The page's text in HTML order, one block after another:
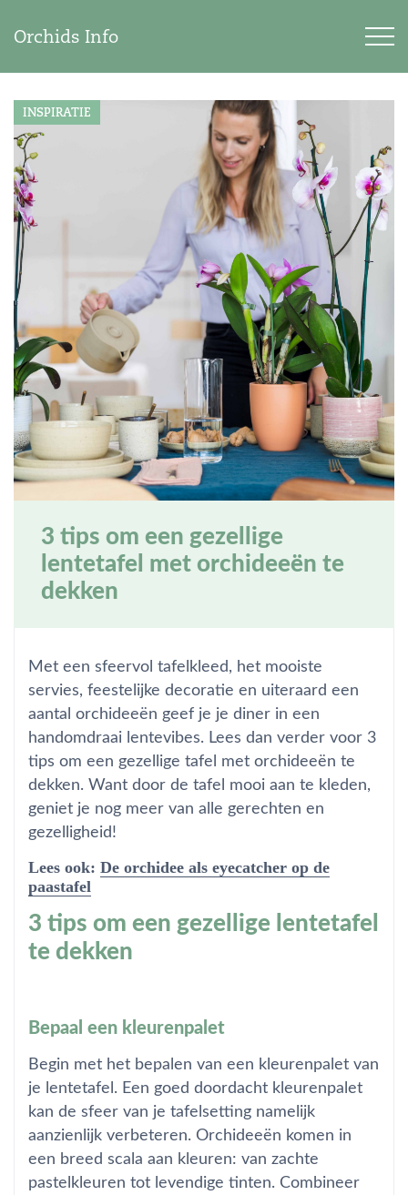
Orchids Info
INSPIRATIE
3 tips om een gezellige
lentetafel met orchideeën te
dekken
Met een sfeervol tafelkleed, het mooiste
servies, feestelijke decoratie en uiteraard een
aantal orchideeën geef je je diner in een
handomdraai lentevibes. Lees dan verder voor 3
tips om een gezellige tafel met orchideeën te
dekken. Want door de tafel mooi aan te kleden,
geniet je nog meer van alle gerechten en
gezelligheid!
Lees ook: De orchidee als eyecatcher op de
paastafel
3 tips om een gezellige lentetafel
te dekken
Bepaal een kleurenpalet
Begin met het bepalen van een kleurenpalet van
je lentetafel. Een goed doordacht kleurenpalet
kan de sfeer van je tafelsetting namelijk
aanzienlijk verbeteren. Orchideeën komen in
een breed scala aan kleuren: van zachte
pastelkleuren tot levendige tinten. Combineer